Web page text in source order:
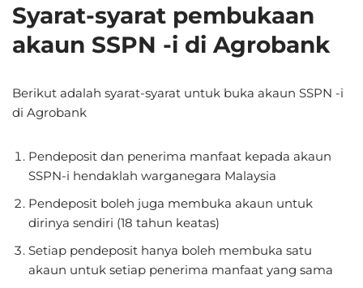
Syarat-syarat pembukaan
akaun SSPN -i di Agrobank
Berikut adalah syarat-syarat untuk buka akaun SSPN -i
di Agrobank
Pendeposit dan penerima manfaat kepada akaun
SSPN-i hendaklah warganegara Malaysia
Pendeposit boleh juga membuka akaun untuk
dirinya sendiri (18 tahun keatas)
Setiap pendeposit hanya boleh membuka satu
akaun untuk setiap penerima manfaat yang sama